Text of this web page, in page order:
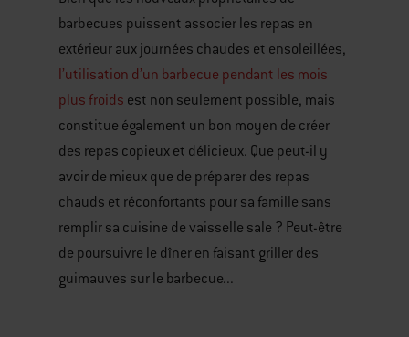
barbecues puissent associer les repas en
extérieur aux journées chaudes et ensoleillées,
l’utilisation d’un barbecue pendant les mois
plus froids est non seulement possible, mais
constitue également un bon moyen de créer
des repas copieux et délicieux. Que peut-il y
avoir de mieux que de préparer des repas
chauds et réconfortants pour sa famille sans
remplir sa cuisine de vaisselle sale ? Peut-être
de poursuivre le dîner en faisant griller des
guimauves sur le barbecue...